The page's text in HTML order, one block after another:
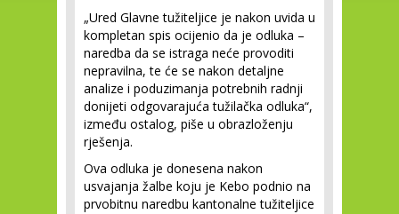
„Ured Glavne tužiteljice je nakon uvida u
kompletan spis ocijenio da je odluka –
naredba da se istraga neće provoditi
nepravilna, te će se nakon detaljne
analize i poduzimanja potrebnih radnji
donijeti odgovarajuća tužilačka odluka“,
između ostalog, piše u obrazloženju
rješenja.
Ova odluka je donesena nakon
usvajanja žalbe koju je Kebo podnio na
prvobitnu naredbu kantonalne tužiteljice